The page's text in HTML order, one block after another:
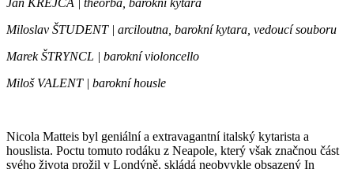
Jan KREJČA | theorba, barokní kytara
Miloslav ŠTUDENT | arciloutna, barokní kytara, vedoucí souboru
Marek ŠTRYNCL | barokní violoncello
Miloš VALENT | barokní housle
Nicola Matteis byl geniální a extravagantní italský kytarista a
houslista. Poctu tomuto rodáku z Neapole, který však značnou část
svého života prožil v Londýně, skládá neobvykle obsazený In